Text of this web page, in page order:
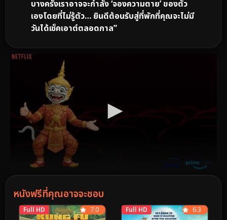
บางครั้งเราอาจจะกำลัง ‘จองความตาย’ ของตัว
เองโดยที่ไม่รู้ตัว… ยินดีต้อนรับสู่ที่พักที่คุณจะไม่มี
วันได้เช็คเอาต์ตลอดกาล”
หนังฟรีที่คุณอาจจะชอบ
Full HD 7.0 Full HD 6.3